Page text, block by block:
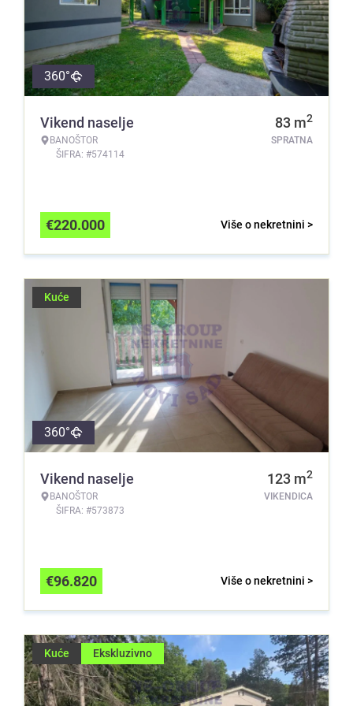
360°
Vikend naselje
BANOŠTOR
ŠIFRA: #574114
83 m2
SPRATNA
Više o nekretnini >
€220.000
Kuće
360°
Vikend naselje
BANOŠTOR
ŠIFRA: #573873
123 m2
VIKENDICA
Više o nekretnini >
€96.820
Kuće Ekskluzivno